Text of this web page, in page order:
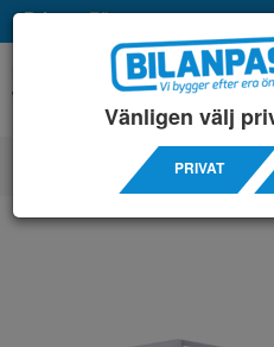
Privat Företag
SERVICEINREDNINGAR/
Vänligen välj
PRIVAT